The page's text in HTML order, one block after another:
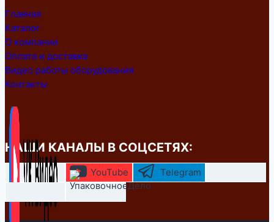
Главная
Каталог
О компании
Оплата и доставка
Видео работы оборудования
Контакты
НАШИ КАНАЛЫ В СОЦСЕТЯХ:
YouTube Telegram